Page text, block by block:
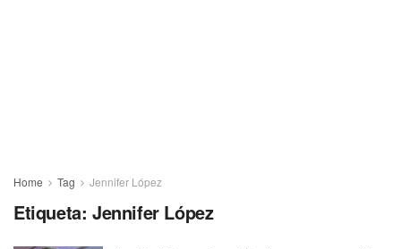
Home Tag Jennifer López
Etiqueta: Jennifer López